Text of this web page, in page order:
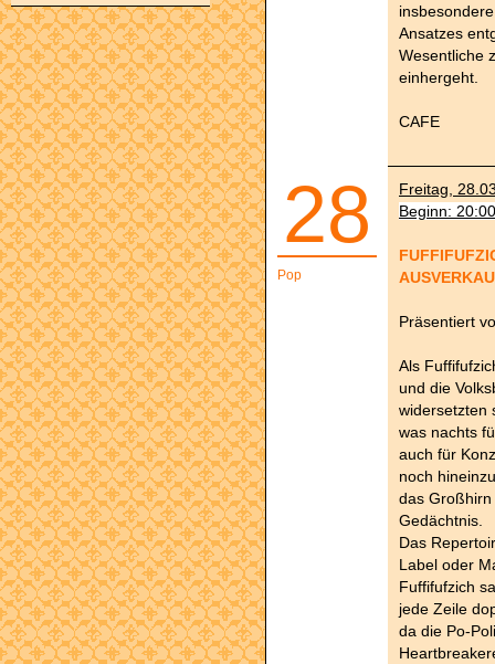
Ansatzes
Wesentliche
einhergeht.
CAFE
28
Pop
Freitag,
Beginn:
Präsentiert
Als
und die
widersetzten
was nachts
auch für
noch
das
Gedächtnis.
Das
Label oder
Fuffifufzich
jede Zeile
da die Po-